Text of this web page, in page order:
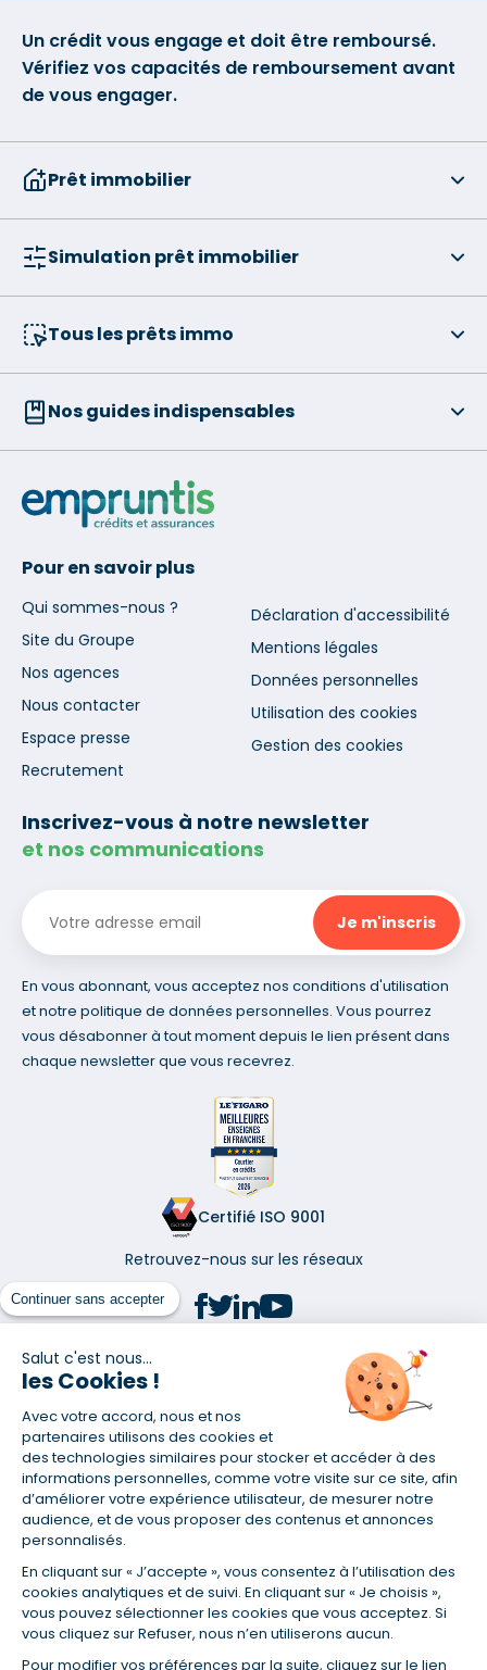
Continuer sans accepter
Salut c'est nous...
les Cookies !
Avec votre accord, nous et nos
partenaires utilisons des cookies et
des technologies similaires pour stocker et accéder à des
informations personnelles, comme votre visite sur ce site, afin
d’améliorer votre expérience utilisateur, de mesurer notre
audience, et de vous proposer des contenus et annonces
personnalisés.
En cliquant sur « J’accepte », vous consentez à l’utilisation des
cookies analytiques et de suivi. En cliquant sur « Je choisis »,
vous pouvez sélectionner les cookies que vous acceptez. Si
vous cliquez sur Refuser, nous n’en utiliserons aucun.
Pour modifier vos préférences par la suite, cliquez sur le lien
Un crédit vous engage et doit être remboursé.
Vérifiez vos capacités de remboursement avant
de vous engager.
Prêt immobilier
Simulation prêt immobilier
Tous les prêts immo
Nos guides indispensables
Pour en savoir plus
Qui sommes-nous ?
Site du Groupe
Nos agences
Nous contacter
Espace presse
Recrutement
Déclaration d'accessibilité
Mentions légales
Données personnelles
Utilisation des cookies
Gestion des cookies
Inscrivez-vous à notre newsletter
et nos communications
En vous abonnant, vous acceptez nos conditions d'utilisation
et notre politique de données personnelles. Vous pourrez
vous désabonner à tout moment depuis le lien présent dans
chaque newsletter que vous recevrez.
Certifié ISO 9001
Retrouvez-nous sur les réseaux
(1) Taux fixe national hors assurance et selon votre profil
(2) Économie de 65 % pour l'assurance d'un prêt amortissable de 330
457,23 € à 0,90 % sur 19,5 ans, accordé à un salarié non cadre assuré à
100 % (décès, PTIA, IPP, ITT, IPP) âgé de 36 ans fumeur et une personne
salariée non cadre assurée à 100 % (décès, PTIA, IPP, ITT, IPP) âgée de 35
ans et non-fumeur, tous deux sans risque médical connu. Au
14/07/2019, coût de l'assurance proposée par la banque 179,08 €/mois
en moyenne contre 64,60 €/mois en moyenne au 14/07/2022 avec
Empruntis.com (TAEA : 0,44 %, coût total de l'assurance : 15 117,65 €).
(3) Taux minimum pour un crédit consommation d'un montant fixé entre
5 000 et 20 000 euros, selon profil et durée.
(4) La diminution du montant des mensualités entraîne l'allongement
de la durée de remboursement ainsi que la hausse du coût total du